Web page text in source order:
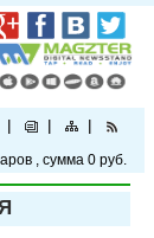
, сумма 0 руб.